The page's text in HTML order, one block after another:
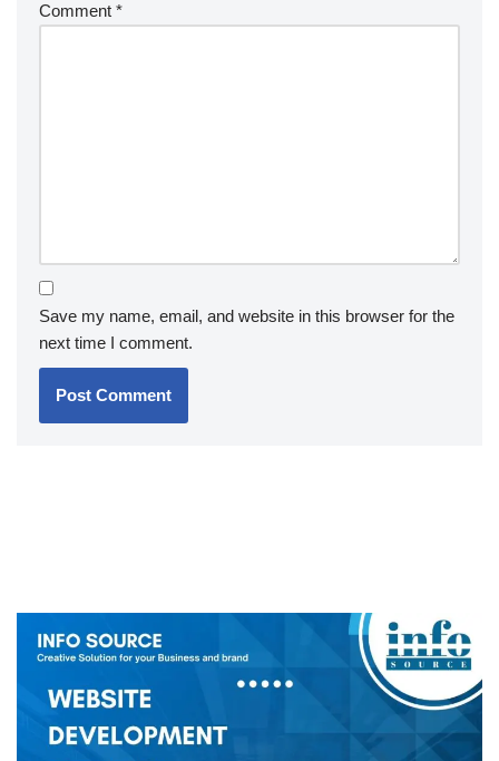
Comment *
Save my name, email, and website in this browser for the
next time I comment.